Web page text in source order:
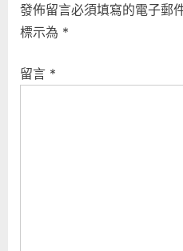
發佈留言必須填寫的電子郵
標示為 *
留言 *